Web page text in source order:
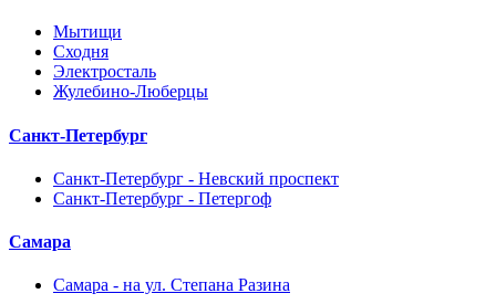
Мытищи
Сходня
Электросталь
Жулебино-Люберцы
Санкт-Петербург
Санкт-Петербург - Невский проспект
Санкт-Петербург - Петергоф
Самара
Самара - на ул. Степана Разина